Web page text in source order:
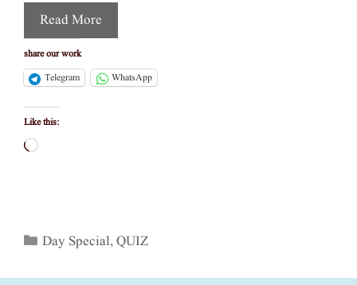
Read More
share our work
Telegram
WhatsApp
Like this:
Loading…
Categories
Day Special,QUIZ